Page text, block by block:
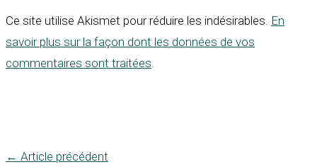
Ce site utilise Akismet pour réduire les indésirables. En
savoir plus sur la façon dont les données de vos
commentaires sont traitées
← Article précédent